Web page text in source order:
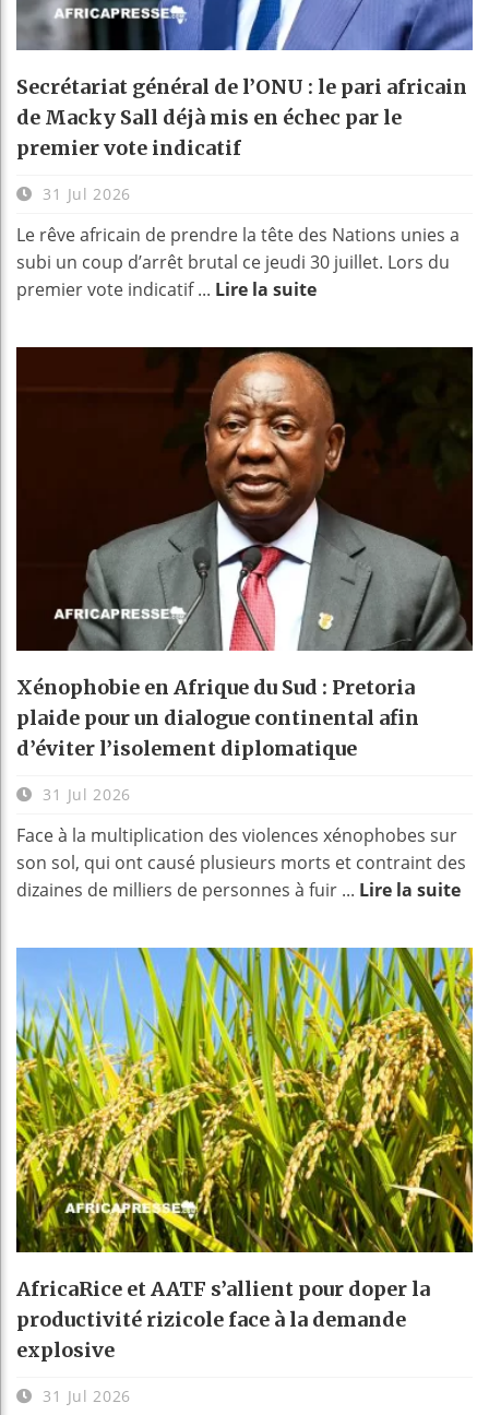
Secrétariat général de l’ONU : le pari africain
de Macky Sall déjà mis en échec par le
premier vote indicatif
31 Jul 2026
Le rêve africain de prendre la tête des Nations unies a
subi un coup d’arrêt brutal ce jeudi 30 juillet. Lors du
premier vote indicatif ... Lire la suite
Xénophobie en Afrique du Sud : Pretoria
plaide pour un dialogue continental afin
d’éviter l’isolement diplomatique
31 Jul 2026
Face à la multiplication des violences xénophobes sur
son sol, qui ont causé plusieurs morts et contraint des
dizaines de milliers de personnes à fuir ... Lire la suite
AfricaRice et AATF s’allient pour doper la
productivité rizicole face à la demande
explosive
31 Jul 2026